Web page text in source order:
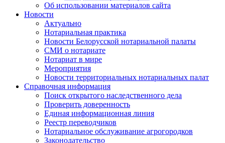
Об использовании материалов сайта
Новости
Актуально
Нотариальная практика
Новости Белорусской нотариальной палаты
СМИ о нотариате
Нотариат в мире
Мероприятия
Новости территориальных нотариальных палат
Справочная информация
Поиск открытого наследственного дела
Проверить доверенность
Единая информационная линия
Реестр переводчиков
Нотариальное обслуживание агрогородков
Законодательство